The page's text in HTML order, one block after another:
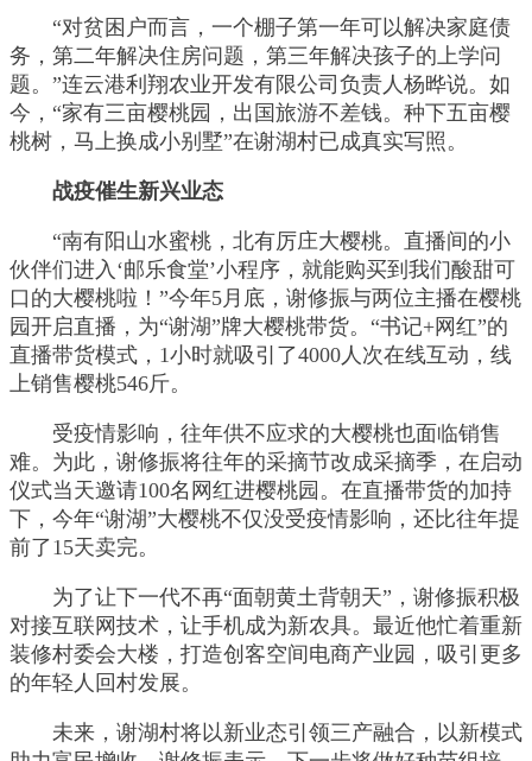
“对贫困户而言，一个棚子第一年可以解决家庭债
务，第二年解决住房问题，第三年解决孩子的上学问
题。”连云港利翔农业开发有限公司负责人杨晔说。如
今，“家有三亩樱桃园，出国旅游不差钱。种下五亩樱
桃树，马上换成小别墅”在谢湖村已成真实写照。
战疫催生新兴业态
“南有阳山水蜜桃，北有厉庄大樱桃。直播间的小
伙伴们进入‘邮乐食堂’小程序，就能购买到我们酸甜可
口的大樱桃啦！”今年5月底，谢修振与两位主播在樱桃
园开启直播，为“谢湖”牌大樱桃带货。“书记+网红”的
直播带货模式，1小时就吸引了4000人次在线互动，线
上销售樱桃546斤。
受疫情影响，往年供不应求的大樱桃也面临销售
难。为此，谢修振将往年的采摘节改成采摘季，在启动
仪式当天邀请100名网红进樱桃园。在直播带货的加持
下，今年“谢湖”大樱桃不仅没受疫情影响，还比往年提
前了15天卖完。
为了让下一代不再“面朝黄土背朝天”，谢修振积极
对接互联网技术，让手机成为新农具。最近他忙着重新
装修村委会大楼，打造创客空间电商产业园，吸引更多
的年轻人回村发展。
未来，谢湖村将以新业态引领三产融合，以新模式